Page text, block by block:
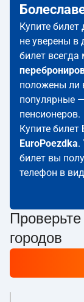
Купите
не уверены в
билет
положены ли
популярные
пенсионеров.
Купите
EuroPoezdka.
билет вы
телефон в
Проверьте
городов